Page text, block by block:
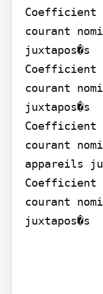
Coefficient
courant
juxtapos�s
Coefficient
courant
juxtapos�s
Coefficient
courant
appareils
Coefficient
courant
juxtapos�s